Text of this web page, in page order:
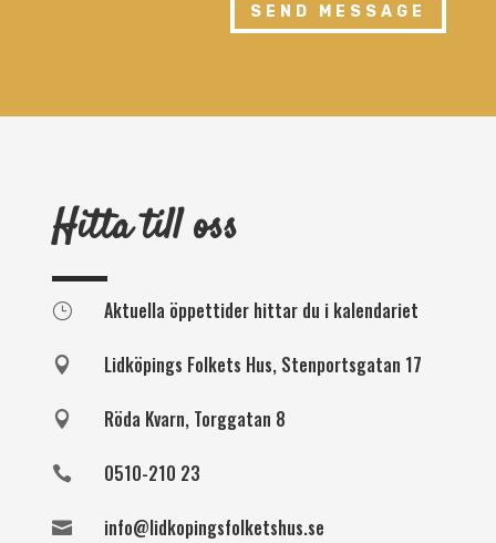
SEND MESSAGE
Hitta till oss
} Aktuella öppettider hittar du i kalendariet
 Lidköpings Folkets Hus, Stenportsgatan 17
 Röda Kvarn, Torggatan 8
 0510-210 23
 info@lidkopingsfolketshus.se